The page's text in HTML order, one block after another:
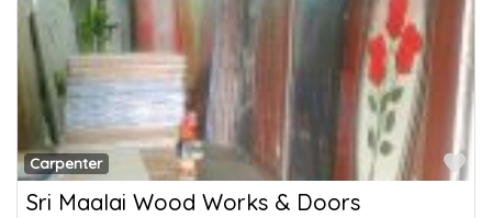
Carpenter
Sri Maalai Wood Works & Doors